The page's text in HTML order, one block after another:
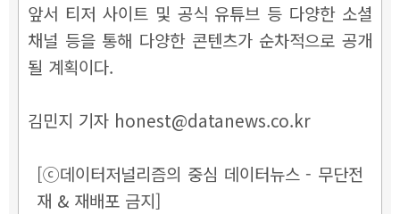
앞서 티저 사이트 및 공식 유튜브 등 다양한 소셜
채널 등을 통해 다양한 콘텐츠가 순차적으로 공개
될 계획이다.
김민지 기자 honest@datanews.co.kr
[ⓒ데이터저널리즘의 중심 데이터뉴스 - 무단전
재 & 재배포 금지]